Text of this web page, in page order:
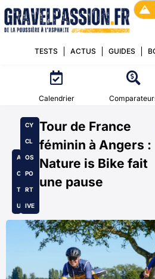
TESTS ACTUS GUIDES
Calendrier
A
C
T
U
CY
CL
OS
PO
RT
IVE
Tour de France
féminin à Angers :
Nature is Bike fait
une pause